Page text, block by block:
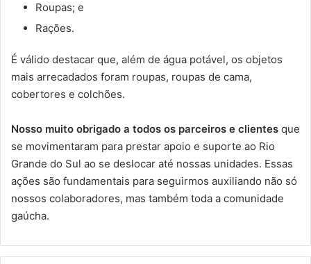
Roupas; e
Rações.
É válido destacar que, além de água potável, os objetos
mais arrecadados foram roupas, roupas de cama,
cobertores e colchões.
Nosso muito obrigado a todos os parceiros e clientes que
se movimentaram para prestar apoio e suporte ao Rio
Grande do Sul ao se deslocar até nossas unidades. Essas
ações são fundamentais para seguirmos auxiliando não só
nossos colaboradores, mas também toda a comunidade
gaúcha.